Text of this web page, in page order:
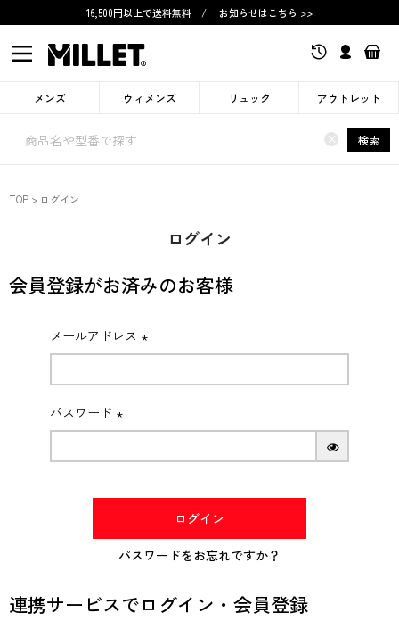
16,500円以上で送料無料 / お知らせはこちら >>
メンズ ウィメンズ リュック アウトレット
× 検索
TOP ログイン
ログイン
会員登録がお済みのお客様
メールアドレス
(必
パスワード
(必
ログイン
パスワードをお忘れですか？
連携サービスでログイン・会員登録